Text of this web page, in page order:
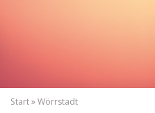
Start»Wörrstadt